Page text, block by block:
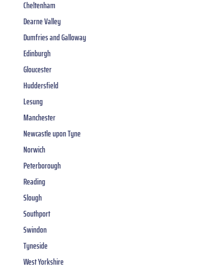
Cheltenham
Dearne Valley
Dumfries and Galloway
Edinburgh
Gloucester
Huddersfield
Lesung
Manchester
Newcastle upon Tyne
Norwich
Peterborough
Reading
Slough
Southport
Swindon
Tyneside
West Yorkshire